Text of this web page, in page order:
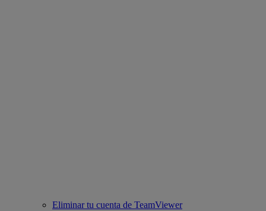
Eliminar tu cuenta de TeamViewer